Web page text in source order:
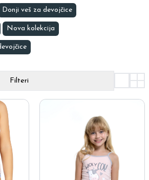
Donji veš za devojčice
Nova kolekcija
Filteri